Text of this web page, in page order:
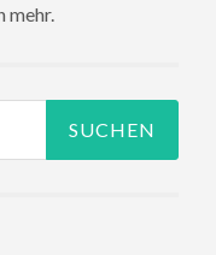
mehr.